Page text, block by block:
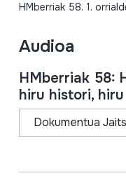
HMberriak 58. 1.
Audioa
HMberriak 58:
hiru histori,
Dokumentua